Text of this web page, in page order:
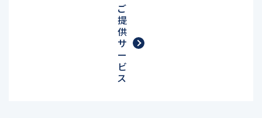
ご
提
供
サ
ー
ビ
ス